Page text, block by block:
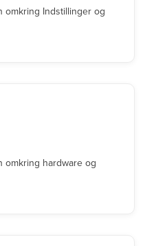
omkring Indstillinger og
omkring hardware og